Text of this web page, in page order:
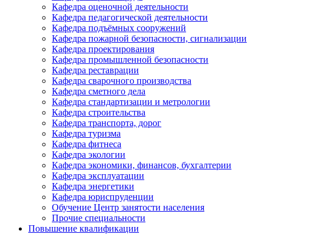
Кафедра оценочной деятельности
Кафедра педагогической деятельности
Кафедра подъёмных сооружений
Кафедра пожарной безопасности, сигнализации
Кафедра проектирования
Кафедра промышленной безопасности
Кафедра реставрации
Кафедра сварочного производства
Кафедра сметного дела
Кафедра стандартизации и метрологии
Кафедра строительства
Кафедра транспорта, дорог
Кафедра туризма
Кафедра фитнеса
Кафедра экологии
Кафедра экономики, финансов, бухгалтерии
Кафедра эксплуатации
Кафедра энергетики
Кафедра юриспруденции
Обучение Центр занятости населения
Прочие специальности
Повышение квалификации